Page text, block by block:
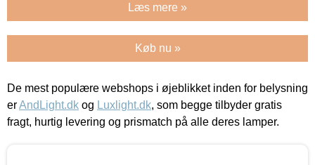
Læs mere »
Køb nu »
De mest populære webshops i øjeblikket inden for belysning
erAndLight.dk og Luxlight.dk, som begge tilbyder gratis
fragt, hurtig levering og prismatch på alle deres lamper.